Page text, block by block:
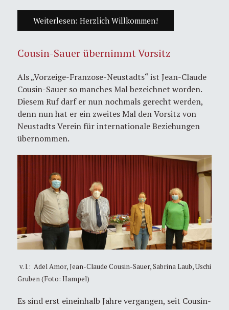
Weiterlesen: Herzlich Willkommen!
Cousin-Sauer übernimmt Vorsitz
Als „Vorzeige-Franzose-Neustadts“ ist Jean-Claude
Cousin-Sauer so manches Mal bezeichnet worden.
Diesem Ruf darf er nun nochmals gerecht werden,
denn nun hat er ein zweites Mal den Vorsitz von
Neustadts Verein für internationale Beziehungen
übernommen.
v. l.: Adel Amor, Jean-Claude Cousin-Sauer, Sabrina Laub, Uschi
Gruben (Foto: Hampel)
Es sind erst eineinhalb Jahre vergangen, seit Cousin-